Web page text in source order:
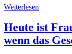
Weiterlesen
Heute ist
wenn das